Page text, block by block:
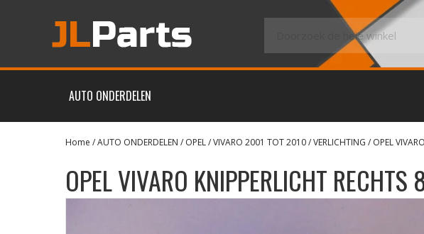
AUTO ONDERDELEN
Home /AUTO ONDERDELEN / OPEL/VIVARO 2001 TOT 2010/VERLICHTING / OPEL
OPEL VIVARO KNIPPERLICHT